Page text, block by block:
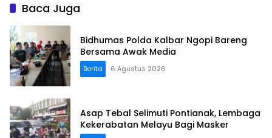
Baca Juga
Bidhumas Polda Kalbar Ngopi Bareng
Bersama Awak Media
Berita 6 Agustus 2026
Asap Tebal Selimuti Pontianak, Lembaga
Kekerabatan Melayu Bagi Masker